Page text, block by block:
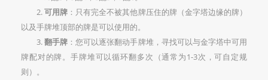
2.可用牌 ：只有完全不被其他牌压住的牌（金字塔边缘的牌）
以及手牌堆顶部的牌是可以使用的。
3.翻手牌 ：您可以逐张翻动手牌堆，寻找可以与金字塔中可用
牌配对的牌。手牌堆可以循环翻多次（通常为1-3次，可自定规
则）。